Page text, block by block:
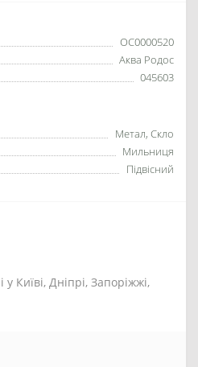
OC0000520
Аква Родос
045603
Метал, Скло
Мильниця
Підвісний
Київі, Дніпрі, Запоріжжі,